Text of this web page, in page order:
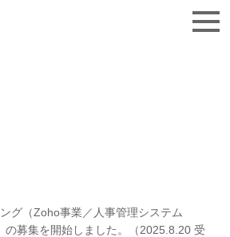
お問い合わせ
グ（Zoho事業／人事管理システム
の募集を開始しました。（2025.8.20 受